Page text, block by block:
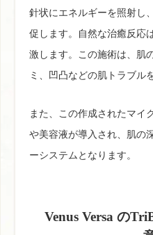
針状にエネルギーを照射し
促します。自然な治癒反応
激します。この施術は、肌
ミ、凹凸などの肌トラブル
また、この作成されたマイ
や美容液が導入され、肌の
ーシステムとなります。
Venus Versa の